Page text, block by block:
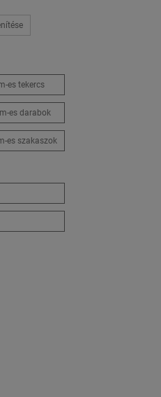
es tekercs
es darabok
es szakaszok